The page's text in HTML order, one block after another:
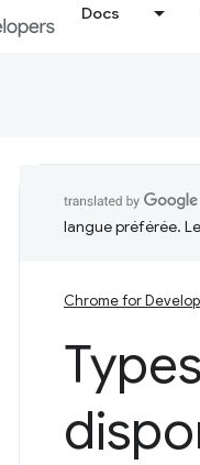
Docs
langue préférée.
Chrome for